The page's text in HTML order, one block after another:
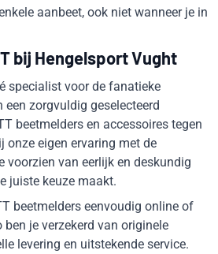
aanbeet, ook niet wanneer je in
bij Hengelsport Vught
specialist voor de fanatieke
een zorgvuldig geselecteerd
beetmelders en accessoires tegen
onze eigen ervaring met de
voorzien van eerlijk en deskundig
juiste keuze maakt.
beetmelders eenvoudig online of
je verzekerd van originele
levering en uitstekende service.